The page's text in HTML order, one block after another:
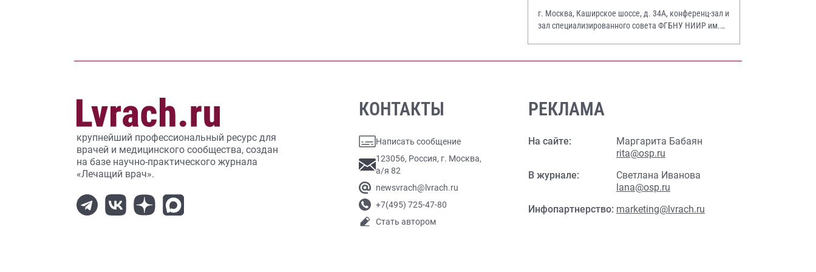
г. Москва, Каширское шоссе, д. 34А, конференц-зал и
зал специализированного совета ФГБНУ НИИР им.
крупнейший профессиональный ресурс для
врачей и медицинского сообщества, создан
на базе научно-практического журнала
«Лечащий врач».
КОНТАКТЫ
Написать сообщение
123056, Россия, г. Москва,
а/я 82
newsvrach@lvrach.ru
+7(495) 725-47-80
Стать автором
РЕКЛАМА
На сайте:
Маргарита Бабаян
rita@osp.ru
В журнале:
Светлана Иванова
lana@osp.ru
Инфопартнерство: marketing@lvrach.ru